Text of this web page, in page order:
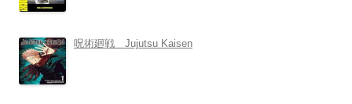
呪術廻戦 Jujutsu Kaisen